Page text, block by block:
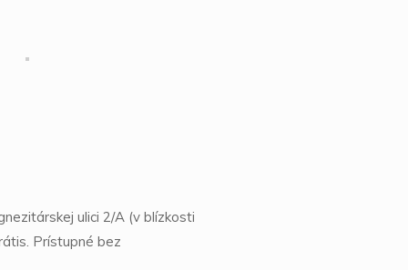
ulici 2/A (v blízkosti
Prístupné bez